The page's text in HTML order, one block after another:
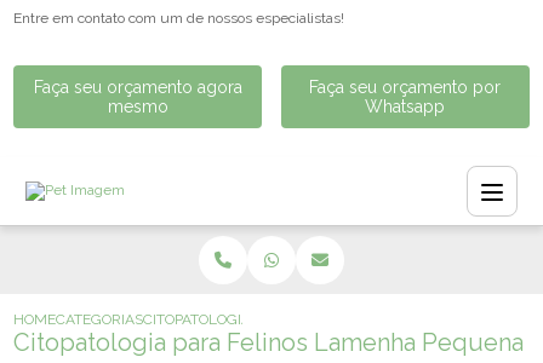
Entre em contato com um de nossos especialistas!
Faça seu orçamento agora
mesmo
Faça seu orçamento por
Whatsapp
HOMECATEGORIASCITOPATOLOGIA PARA FELINOS LAMENHA PEQUENA
Citopatologia para Felinos Lamenha Pequena